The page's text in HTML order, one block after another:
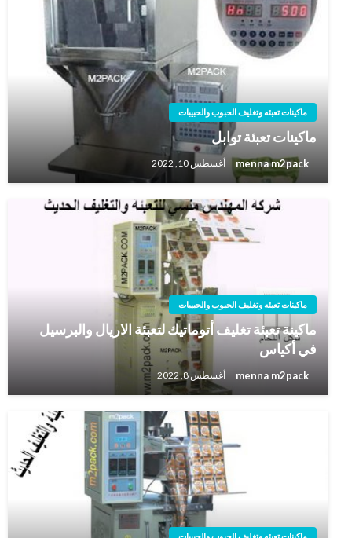
ماكينات تعبئه وتغليف الحبوب والحبيبات
ماكينات تعبئة توابل
menna m2pack أغسطس 10, 2022
ماكينات تعبئه وتغليف الحبوب والحبيبات
ماكينة تعبئة تغليف أتوماتيك لتعبئة الاريال والبرسيل
في أكياس
menna m2pack أغسطس 8, 2022
ماكينات تعبئه وتغليف الحبوب والحبيبات